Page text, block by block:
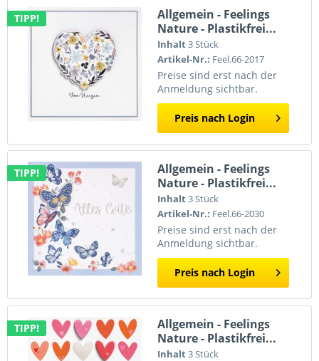
TIPP!
Allgemein - Feelings
Nature - Plastikfrei...
Inhalt3 Stück
Artikel-Nr.: Feel.66-2017
Preise sind erst nach der
Anmeldung sichtbar.
Preis nach Login
TIPP!
Allgemein - Feelings
Nature - Plastikfrei...
Inhalt3 Stück
Artikel-Nr.: Feel.66-2030
Preise sind erst nach der
Anmeldung sichtbar.
Preis nach Login
TIPP!
Allgemein - Feelings
Nature - Plastikfrei...
Inhalt3 Stück